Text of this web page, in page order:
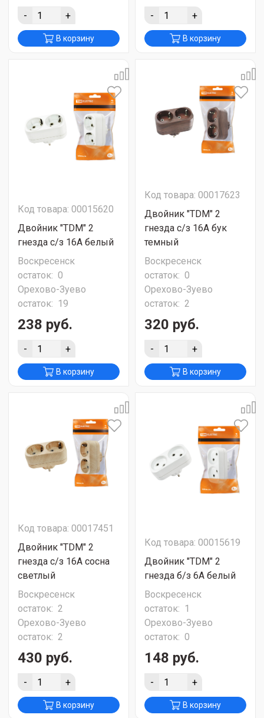
- +
В корзину
- +
В корзину
Код товара: 00015620
Двойник "TDM" 2
гнезда c/з 16А белый
Воскресенск
остаток: 0
Орехово-Зуево
остаток: 19
238 руб.
- +
В корзину
Код товара: 00017623
Двойник "TDM" 2
гнезда c/з 16А бук
темный
Воскресенск
остаток: 0
Орехово-Зуево
остаток: 2
320 руб.
- +
В корзину
Код товара: 00017451
Двойник "TDM" 2
гнезда c/з 16А сосна
светлый
Воскресенск
остаток: 2
Орехово-Зуево
остаток: 2
430 руб.
- +
В корзину
Код товара: 00015619
Двойник "TDM" 2
гнезда б/з 6А белый
Воскресенск
остаток: 1
Орехово-Зуево
остаток: 0
148 руб.
- +
В корзину